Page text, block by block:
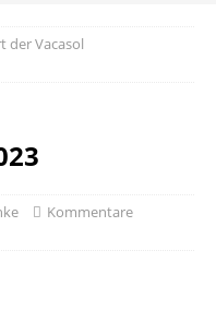
der Vacasol
Kommentare